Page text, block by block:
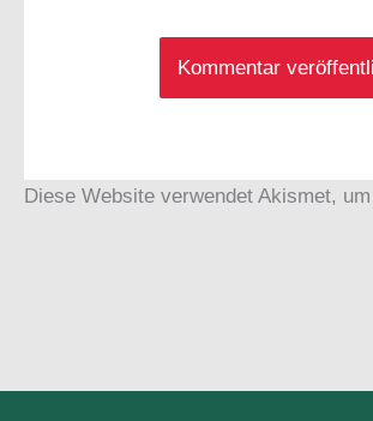
Diese Website verwendet Akismet,